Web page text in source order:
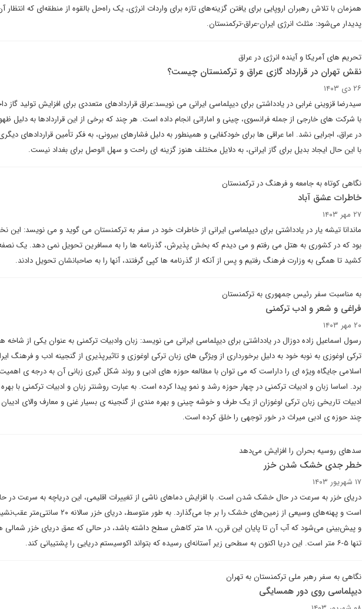
همزمان با تلاش رهبران اروپایی برای یافتن گزینه‌های تازه برای واردات انرژی، یک راه‌حل بالقوه از منطقه‌ای که انتظار
پدیدار می‌شود: مثلث انرژی ایران-عراق-ترکمنستان.
تحریم های آمریکا و آینده انرژی در عراق
نقش تهران در قرارداد گازی عراق و ترکمنستان چیست؟
۲۶ دی ۱۴۰۳
سیدرضا قزوینی غرابی در یادداشتی برای دیپلماسی ایرانی می نویسد:عراق قراردادهای متعددی برای افزایش تولید گاز
با شرکت های خارجی از جمله فرانسوی، چینی و اماراتی انجام داده است. هر چند که برخی از این قراردادها به دلیل
در عراق، اجرایی نشد. اما عراقی ها برای خودکفایی و همینطور به دلیل فشارهای بیرونی، به فکر تأمین قراردادهای
با این حال ایجاد بدیل برای گاز ایرانی، به دلایل مختلف هنوز گزینه ای راحت و سهل الوصل برای بغداد نیست.
نگاهی کوتاه به جامعه و فرهنگ در ترکمنستان
خاطرات عشق آباد
۲۷ مهر ۱۴۰۳
ماندانا تیشه یار در یادداشتی برای دیپلماسی ایرانی از خاطرات خود در سفر به ترکمنستان می گوید و می نویسد: این
بود که در کشوری به هتل می رفتم و می دیدم که بخش پذیرش، گذرنامه ها را به مسافرین تحویل نمی دهد. یک
کشید تا همگی به وزارت فرهنگ رفتیم و پس از آنکه از گذرنامه ها کپی گرفتند، آنها را به صاحبانشان تحویل دادند.
به مناسبت سفر رئیس جمهوری به ترکمنستان
فراغی و شعر و ادب ترکمنی
۲۰ مهر ۱۴۰۳
رسول اسماعیل زاده دوزال در یادداشتی برای دیپلماسی ایرانی می نویسد: زبان وادبیات ترکمنی به عنوان یکی از شاخه
ترکی اوغوزی به نوبه خود به دلیل برخورداری از ویژگی های زبان ترکی اوغوزی و تاثیرپذیری از گنجینه ادب و فرهنگ
اسلامی جایگاه ویژه ای را داراست که می توان با مطالعه حوزه های ادبی و روند شکل گیری زبانی آن به درجه ی
برد. اساسا زبان و ادبیات ترکمنی در چهار حوزه رشد و نمو پیدا کرده است. به عبارت روشنتر زبان و ادبیات ترکمنی با
ادبیات تاریخی زبان ترکی اوغوزان از یک طرف و خوشه چینی و بهره مندی از گنجینه ی بسیار غنی و معارف والای ادیبان
چند حوزه ی ادبی میراث در خور توجهی را خلق کرده است.
سدهای روسیه بحران را افزایش می‌دهد
خطر جدی خشک شدن خزر
۱۷ شهریور ۱۴۰۳
دریای خزر به سرعت در حال خشک شدن است. با افزایش دماهای ناشی از تغییرات اقلیمی، این دریاچه به سرعت در
است و پهنه‌های وسیعی از زمین‌های خشک را بر جا می‌گذارد. به طور متوسط،
و پیش‌بینی می‌شود که آب آن تا پایان این قرن، ۱۸ متر کاهش سطح داشته باشد، در حالی که عمق دریای خزر
تنها ۵-۶ متر است. این دریا اکنون به سطحی زیر آستانه‌ای رسیده که بتواند اکوسیستم دریایی را پشتیبانی کند.
نگاهی به سفر رهبر ملی ترکمنستان به تهران
دیپلماسی روی دور همسایگی